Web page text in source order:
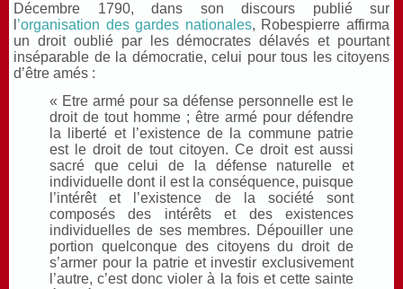
Décembre 1790, dans son discours publié sur
’organisation des gardes nationales, Robespierre affirma
un droit oublié par les démocrates délavés et pourtant
inséparable de la démocratie, celui pour tous les citoyens
d’être amés :
« Etre armé pour sa défense personnelle est le
droit de tout homme ; être armé pour défendre
la liberté et l’existence de la commune patrie
est le droit de tout citoyen. Ce droit est aussi
sacré que celui de la défense naturelle et
individuelle dont il est la conséquence, puisque
l’intérêt et l’existence de la société sont
composés des intérêts et des existences
individuelles de ses membres. Dépouiller une
portion quelconque des citoyens du droit de
s’armer pour la patrie et investir exclusivement
l’autre, c’est donc violer à la fois et cette sainte